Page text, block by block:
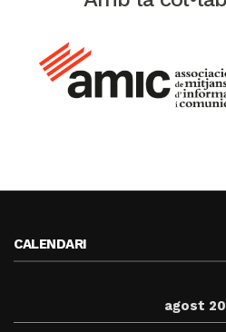
CALENDARI
agost